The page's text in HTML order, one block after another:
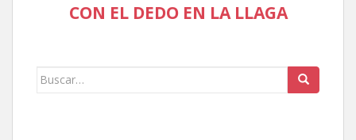
CON EL DEDO EN LA LLAGA
Buscar: